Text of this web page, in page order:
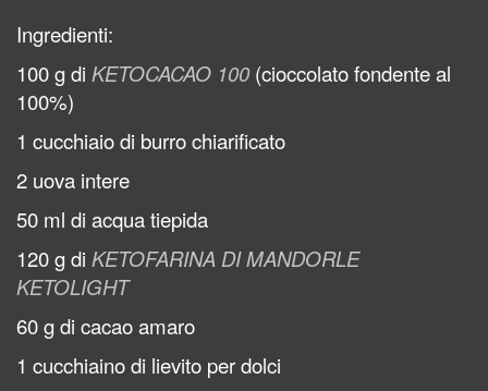
Ingredienti:
100 g di KETOCACAO 100(cioccolato fondente al
100%)
1 cucchiaio di burro chiarificato
2 uova intere
50 ml di acqua tiepida
120 g di KETOFARINA DI MANDORLE
KETOLIGHT
60 g di cacao amaro
1 cucchiaino di lievito per dolci